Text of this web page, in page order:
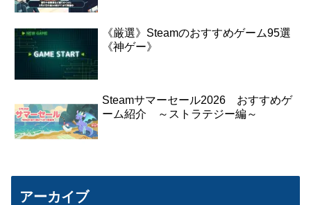
《厳選》Steamのおすすめゲーム95選
《神ゲー》
Steamサマーセール2026 おすすめゲ
ーム紹介 ～ストラテジー編～
アーカイブ